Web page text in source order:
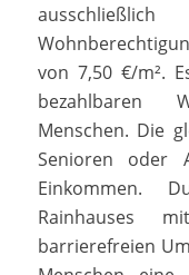
von 7,50 €/m².
bezahlbaren
Menschen. Die
Senioren oder
Einkommen.
Rainhauses
barrierefreien